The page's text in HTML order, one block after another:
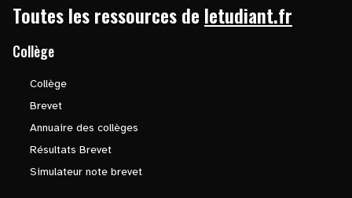
Toutes les ressources de letudiant.fr
Collège
Collège
Brevet
Annuaire des collèges
Résultats Brevet
Simulateur note brevet